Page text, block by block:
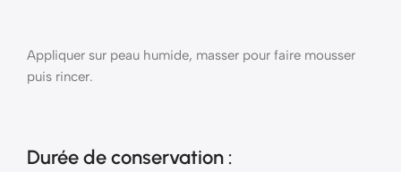
Appliquer sur peau humide, masser pour faire mousser
puis rincer.
Durée de conservation :